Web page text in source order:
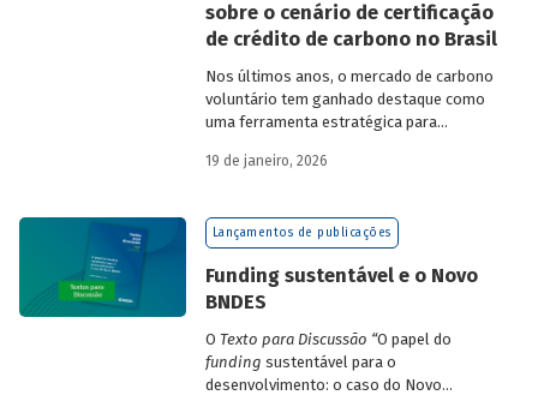
sobre o cenário de certificação
de crédito de carbono no Brasil
Nos últimos anos, o mercado de carbono
voluntário tem ganhado destaque como
uma ferramenta estratégica para
de carbono e demonstrar compromisso
19 de janeiro, 2026
Lançamentos de publicações
Funding sustentável e o Novo
BNDES
O Texto para Discussão “O papel do
funding sustentável para o
desenvolvimento: o caso do Novo